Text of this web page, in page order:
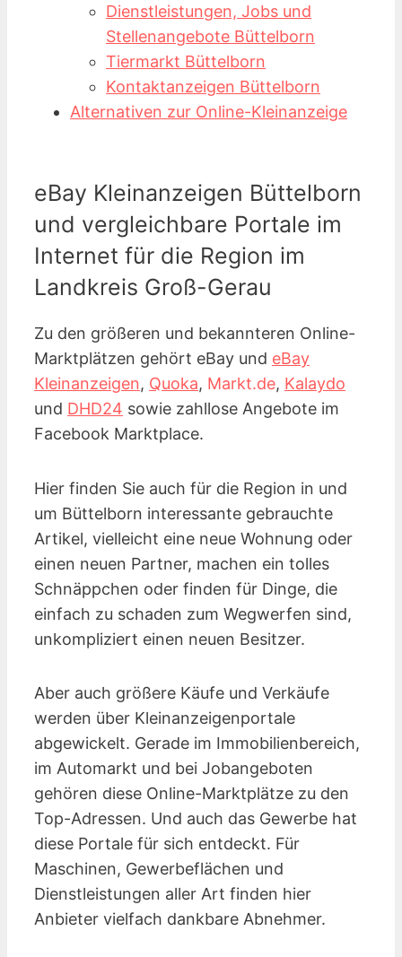
Dienstleistungen, Jobs und
Stellenangebote Büttelborn
Tiermarkt Büttelborn
Kontaktanzeigen Büttelborn
Alternativen zur Online-Kleinanzeige
eBay Kleinanzeigen Büttelborn
und vergleichbare Portale im
Internet für die Region im
Landkreis Groß-Gerau
Zu den größeren und bekannteren Online-
Marktplätzen gehört eBay und eBay
Kleinanzeigen, Quoka, Markt.de, Kalaydo
und DHD24 sowie zahllose Angebote im
Facebook Marktplace.
Hier finden Sie auch für die Region in und
um Büttelborn interessante gebrauchte
Artikel, vielleicht eine neue Wohnung oder
einen neuen Partner, machen ein tolles
Schnäppchen oder finden für Dinge, die
einfach zu schaden zum Wegwerfen sind,
unkompliziert einen neuen Besitzer.
Aber auch größere Käufe und Verkäufe
werden über Kleinanzeigen­portale
abgewickelt. Gerade im Immobilienbereich,
im Automarkt und bei Jobangeboten
gehören diese Online-Marktplätze zu den
Top-Adressen. Und auch das Gewerbe hat
diese Portale für sich entdeckt. Für
Maschinen, Gewerbeflächen und
Dienstleistungen aller Art finden hier
Anbieter vielfach dankbare Abnehmer.